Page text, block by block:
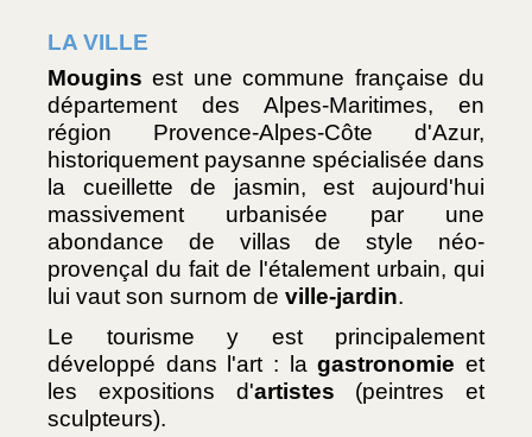
LA VILLE
Mougins est une commune française du
département des Alpes-Maritimes, en
région Provence-Alpes-Côte d'Azur,
historiquement paysanne spécialisée dans
la cueillette de jasmin, est aujourd'hui
massivement urbanisée par une
abondance de villas de style néo-
provençal du fait de l'étalement urbain, qui
lui vaut son surnom de ville-jardin.
Le tourisme y est principalement
développé dans l'art : la gastronomie et
les expositions d'artistes (peintres et
sculpteurs).